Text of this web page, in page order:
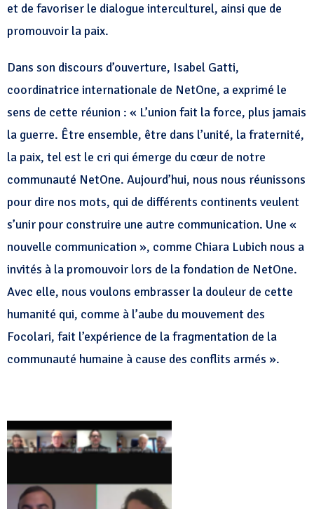
et de favoriser le dialogue interculturel, ainsi que de
promouvoir la paix.
Dans son discours d’ouverture, Isabel Gatti,
coordinatrice internationale de NetOne, a exprimé le
sens de cette réunion : « L’union fait la force, plus jamais
la guerre. Être ensemble, être dans l’unité, la fraternité,
la paix, tel est le cri qui émerge du cœur de notre
communauté NetOne. Aujourd’hui, nous nous réunissons
pour dire nos mots, qui de différents continents veulent
s’unir pour construire une autre communication. Une «
nouvelle communication », comme Chiara Lubich nous a
invités à la promouvoir lors de la fondation de NetOne.
Avec elle, nous voulons embrasser la douleur de cette
humanité qui, comme à l’aube du mouvement des
Focolari, fait l’expérience de la fragmentation de la
communauté humaine à cause des conflits armés ».